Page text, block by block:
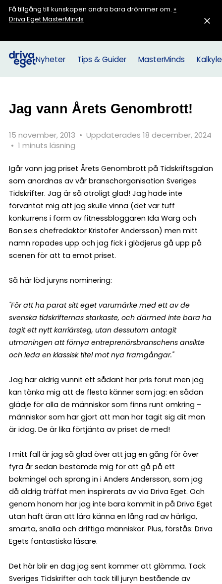
Få tillgång till kunskapen andra bara drömmer om. »
Driva Eget MasterMinds
Nyheter Tips & Guider MasterMinds
Jag vann Årets Genombrott!
15 november, 2013 • Uppdaterades 18 december, 2024
• 1 minuts läsning
Igår vann jag priset Årets Genombrott på Tidskriftsgalan
som anordnas av vår branschorganisation Sveriges
Tidskrifter. Jag är så otroligt glad! Jag hade inte
förväntat mig att jag skulle vinna (det var tuff
konkurrens i form av fitnessbloggaren Ida Warg och
Bon.se:s chefredaktör Kristofer Andersson) men mitt
namn ropades upp och jag fick i glädjerus gå upp på
scenen för att ta emot priset.
Så här löd juryns nominering:
"För att ha parat sitt eget varumärke med ett av de
svenska tidskrifternas starkaste, och därmed inte bara ha
tagit ett nytt karriärsteg, utan dessutom antagit
utmaningen att förnya entreprenörsbranschens ansikte
och leda en klassisk titel mot nya framgångar."
Jag har aldrig vunnit ett sådant här pris förut men jag
kan tänka mig att de flesta känner som jag: en sådan
glädje för alla de människor som finns runt omkring –
människor som har gjort att man har tagit sig dit man
är idag. De är lika förtjänta av priset de med!
I mitt fall är jag så glad över att jag en gång för över
fyra år sedan bestämde mig för att gå på ett
bokmingel och sprang in i Anders Andersson, som jag
då aldrig träffat men inspirerats av via Driva Eget. Och
genom honom har jag inte bara kommit in på Driva Eget
utan haft äran att lära känna en lång rad av härliga,
smarta, snälla och driftiga människor. Plus, förstås: Driva
Egets fantastiska läsare.
Det här blir en dag jag sent kommer att glömma. Tack
Sveriges Tidskrifter och tack till juryn bestående av